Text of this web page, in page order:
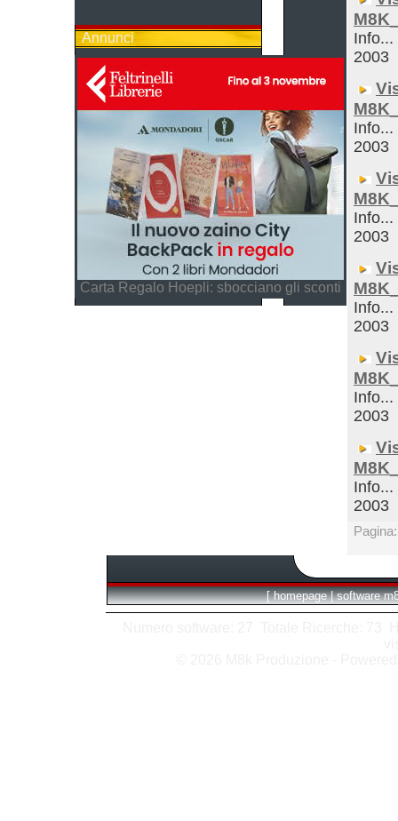
Annunci
Carta Regalo Hoepli: sbocciano gli sconti
Info...
2003
Info...
2003
Info...
2003
Info...
2003
Info...
2003
Info...
2003
[ homepage | software